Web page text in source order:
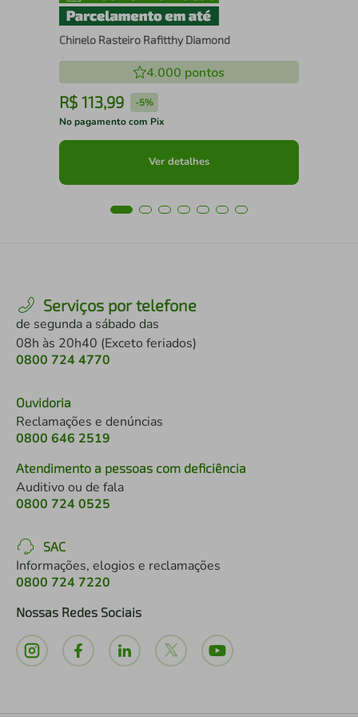
Chinelo Rasteiro Rafitthy Diamond
4.000 pontos
R$ 113,99 -5%
No pagamento com Pix
Ver detalhes
Serviços por telefone
de segunda a sábado das
08h às 20h40 (Exceto feriados)
0800 724 4770
Ouvidoria
Reclamações e denúncias
0800 646 2519
Atendimento a pessoas com deficiência
Auditivo ou de fala
0800 724 0525
SAC
Informações, elogios e reclamações
0800 724 7220
Nossas Redes Sociais